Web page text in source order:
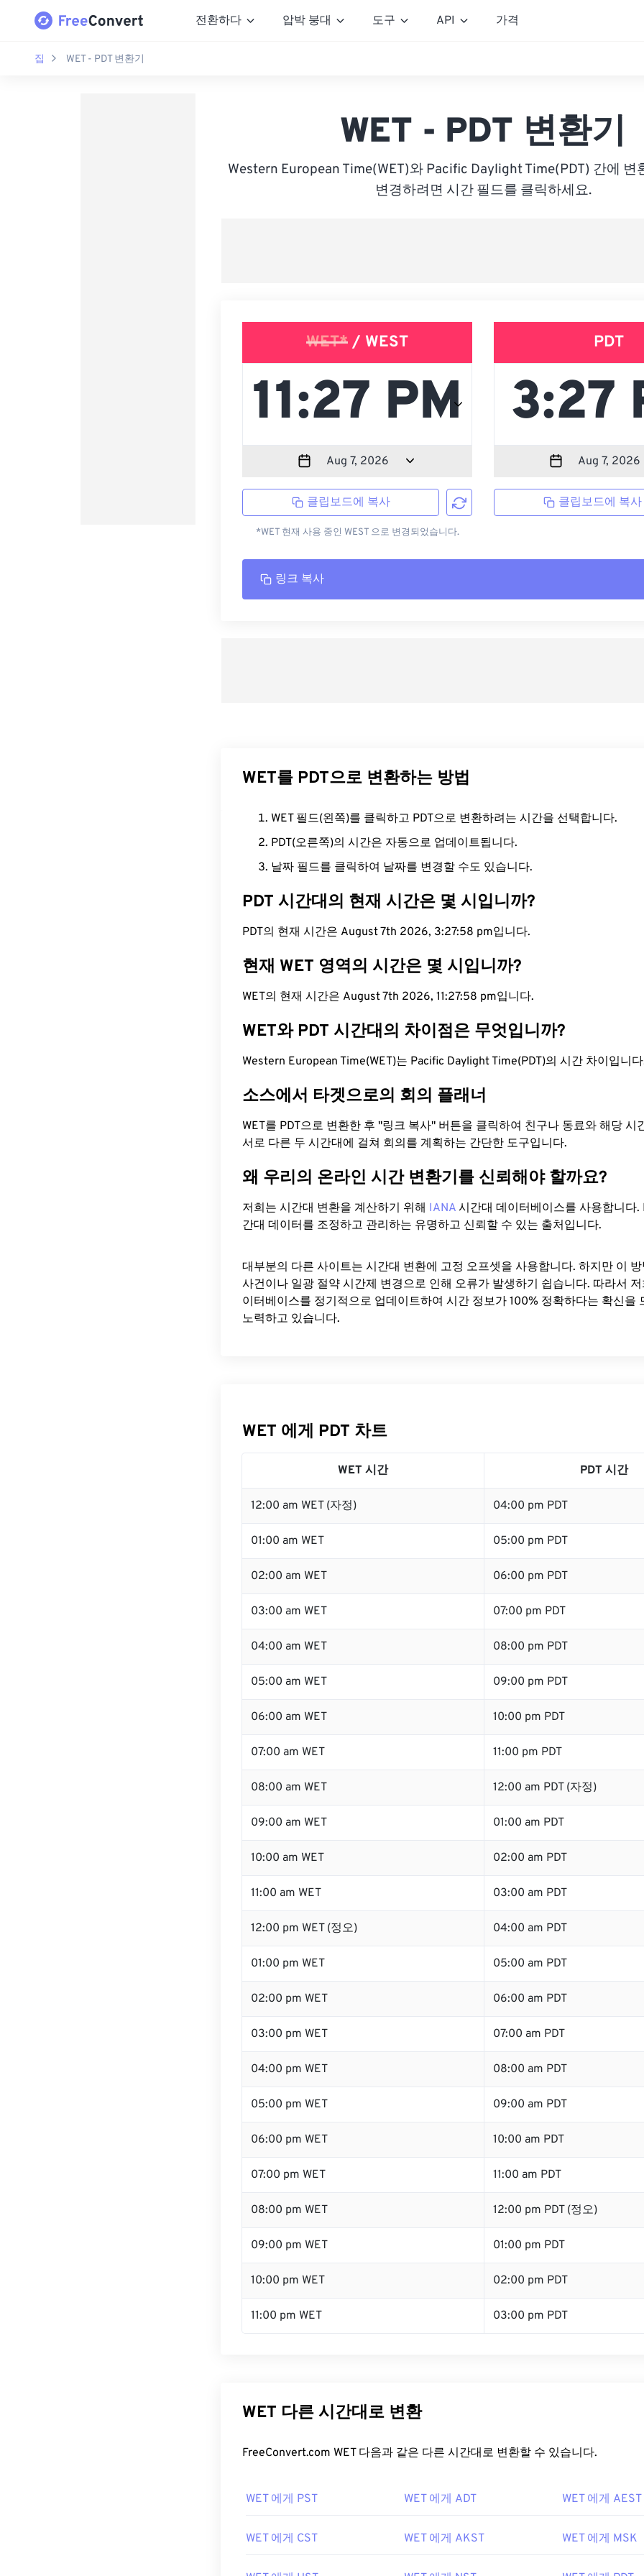
전환하다 압박 붕대 도구 API 가격
집 WET - PDT 변환기
WET - PDT 변환기
Western European Time(WET)와 Pacific Daylight Time(PDT) 간에 변
변경하려면 시간 필드를 클릭하세요.
WET* / WEST
클립보드에 복사
*WET 현재 사용 중인 WEST 으로 변경되었습니다.
PDT
클립보드에 복사
링크 복사
WET를 PDT으로 변환하는 방법
WET 필드(왼쪽)를 클릭하고 PDT으로 변환하려는 시간을 선택합니다.
PDT(오른쪽)의 시간은 자동으로 업데이트됩니다.
날짜 필드를 클릭하여 날짜를 변경할 수도 있습니다.
PDT 시간대의 현재 시간은 몇 시입니까?
PDT의 현재 시간은 August 7th 2026, 3:27:59 pm입니다.
현재 WET 영역의 시간은 몇 시입니까?
WET의 현재 시간은 August 7th 2026, 11:27:59 pm입니다.
WET와 PDT 시간대의 차이점은 무엇입니까?
Western European Time(WET)는 Pacific Daylight Time(PDT)의 시간 차이입니
소스에서 타겟으로의 회의 플래너
WET를 PDT으로 변환한 후 "링크 복사" 버튼을 클릭하여 친구나 동료와 해당 시
서로 다른 두 시간대에 걸쳐 회의를 계획하는 간단한 도구입니다.
왜 우리의 온라인 시간 변환기를 신뢰해야 할까요?
저희는 시간대 변환을 계산하기 위해 IANA 시간대 데이터베이스를 사용합니다.
간대 데이터를 조정하고 관리하는 유명하고 신뢰할 수 있는 출처입니다.
대부분의 다른 사이트는 시간대 변환에 ​​고정 오프셋을 사용합니다. 하지만 이
사건이나 일광 절약 시간제 변경으로 인해 오류가 발생하기 쉽습니다. 따라서 저
이터베이스를 정기적으로 업데이트하여 시간 정보가 100% 정확하다는 확신을
노력하고 있습니다.
WET 에게 PDT 차트
WET 시간 PDT 시간
12:00 am WET (자정) 04:00 pm PDT
01:00 am WET 05:00 pm PDT
02:00 am WET 06:00 pm PDT
03:00 am WET 07:00 pm PDT
04:00 am WET 08:00 pm PDT
05:00 am WET 09:00 pm PDT
06:00 am WET 10:00 pm PDT
07:00 am WET 11:00 pm PDT
08:00 am WET 12:00 am PDT (자정)
09:00 am WET 01:00 am PDT
10:00 am WET 02:00 am PDT
11:00 am WET 03:00 am PDT
12:00 pm WET (정오) 04:00 am PDT
01:00 pm WET 05:00 am PDT
02:00 pm WET 06:00 am PDT
03:00 pm WET 07:00 am PDT
04:00 pm WET 08:00 am PDT
05:00 pm WET 09:00 am PDT
06:00 pm WET 10:00 am PDT
07:00 pm WET 11:00 am PDT
08:00 pm WET 12:00 pm PDT (정오)
09:00 pm WET 01:00 pm PDT
10:00 pm WET 02:00 pm PDT
11:00 pm WET 03:00 pm PDT
WET 다른 시간대로 변환
FreeConvert.com WET 다음과 같은 다른 시간대로 변환할 수 있습니다.
WET 에게 PST WET 에게 ADT WET 에게 AEST
WET 에게 CST WET 에게 AKST WET 에게 MSK